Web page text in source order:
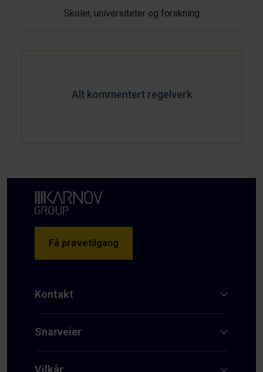
Skoler, universiteter og forskning
Alt kommentert regelverk
Få prøvetilgang
Kontakt
Snarveier
Vilkår